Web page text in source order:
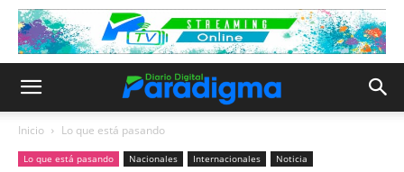
Inicio Lo que está pasando
Lo que está pasando Nacionales Internacionales Noticia